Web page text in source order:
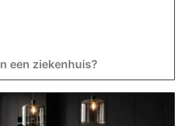
een ziekenhuis?